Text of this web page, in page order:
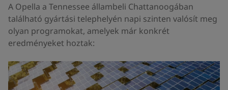
A Opella a Tennessee állambeli Chattanoogában
található gyártási telephelyén napi szinten valósít meg
olyan programokat, amelyek már konkrét
eredményeket hoztak: